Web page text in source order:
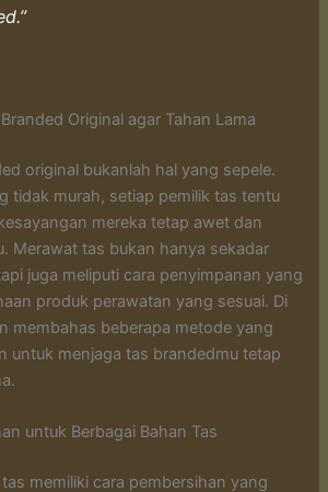
Original agar Tahan Lama
original bukanlah hal yang sepele.
tidak murah, setiap pemilik tas tentu
mereka tetap awet dan
Merawat tas bukan hanya sekadar
juga meliputi cara penyimpanan yang
produk perawatan yang sesuai. Di
membahas beberapa metode yang
untuk menjaga tas brandedmu tetap
untuk Berbagai Bahan Tas
memiliki cara pembersihan yang